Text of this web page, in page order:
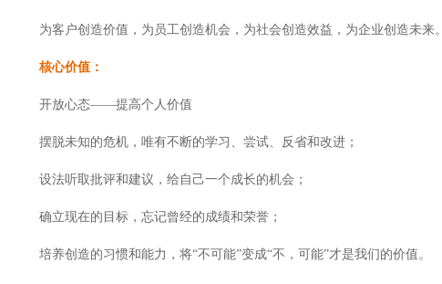
为客户创造价值，为员工创造机会，为社会创造效益，为企业创造未来。
核心价值：
开放心态——提高个人价值
摆脱未知的危机，唯有不断的学习、尝试、反省和改进；
设法听取批评和建议，给自己一个成长的机会；
确立现在的目标，忘记曾经的成绩和荣誉；
培养创造的习惯和能力，将“不可能”变成“不，可能”才是我们的价值。